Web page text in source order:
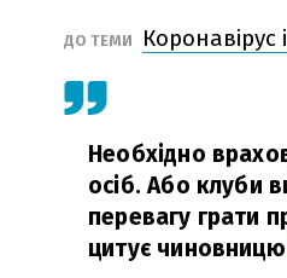
ДО ТЕМИ Коронавірус
Необхідно
осіб. Або клуби
перевагу грати
цитує чиновницю